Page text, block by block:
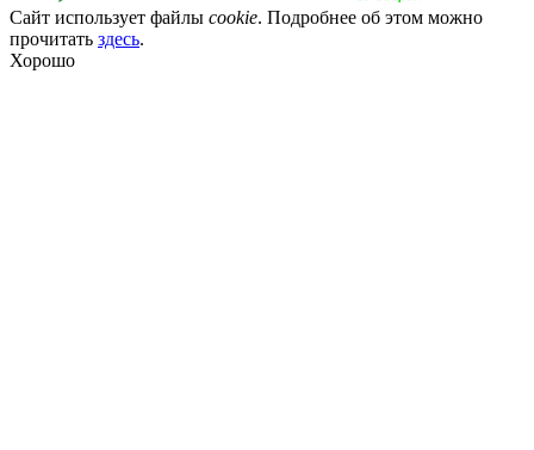
Сайт использует файлы cookie. Подробнее об этом можно
прочитать здесь.
Хорошо